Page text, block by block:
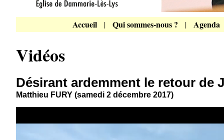
Accueil| Qui sommes-nous ? | Agenda
Vidéos
Désirant ardemment le retour de
Matthieu FURY (samedi 2 décembre 2017)